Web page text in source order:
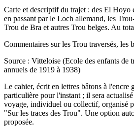
Carte et descriptif du trajet : des El Hoyo
en passant par le Loch allemand, les
Trou de Bra et autres Trou belges. Au
Commentaires sur les Trou traversés, les
Source : Vitteloise (Ecole des enfants de
annuels de 1919 à 1938)
Le cahier, écrit en lettres bâtons à l'encre
particulière pour l'instant ; il sera
voyage, individuel ou collectif, organisé
"Sur les traces des Trou". Une option
proposée.